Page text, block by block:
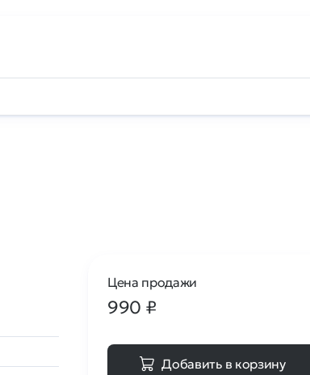
Цена продажи
990 ₽
Добавить в корзину